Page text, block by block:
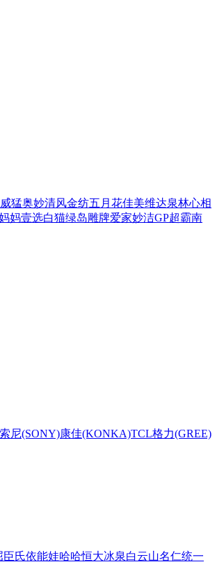
威猛奥妙清风金纺五月花佳美维达泉林心相
妈壹选白猫绿岛雕牌爱家妙洁GP超霸南
索尼(SONY)康佳(KONKA)TCL格力(GREE)
臣氏依能娃哈哈恒大冰泉白云山名仁统一